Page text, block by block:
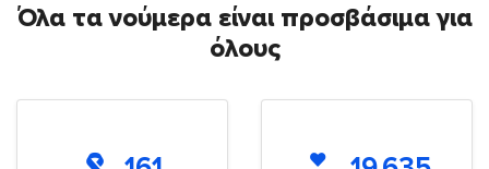
Όλα τα νούμερα είναι προσβάσιμα για
όλους